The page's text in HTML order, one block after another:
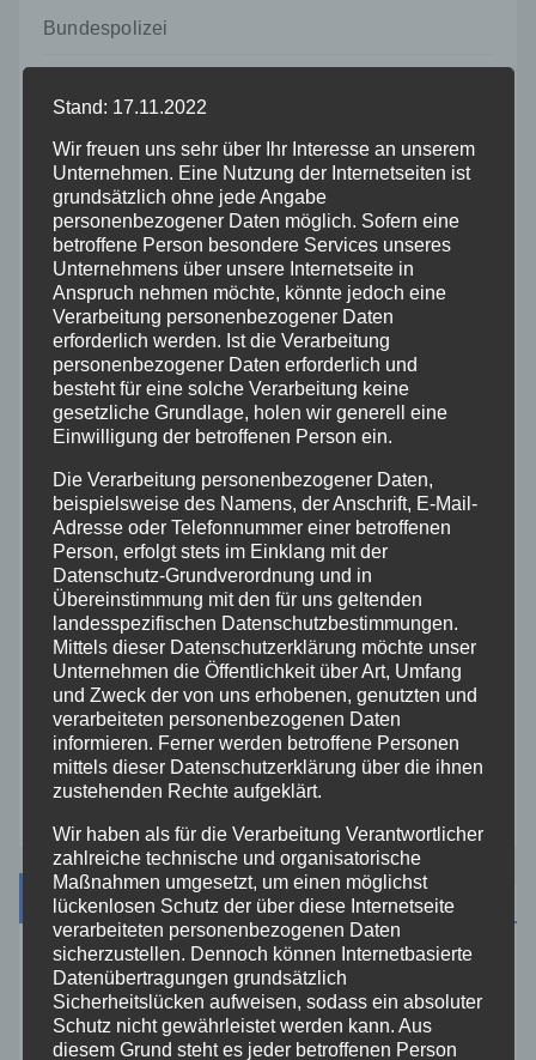
Bundespolizei
Hilfsorganisationen
Mayen-Koblenz
Neuwied
Polizei
Rettungsdienst
Rhein-Lahn
THW
Veranstaltungen
Video
Westerwald
Zoll
Archiv
August 2026
Juli 2026
Stand: 17.11.2022
Wir freuen uns sehr über Ihr Interesse an unserem
Unternehmen. Eine Nutzung der Internetseiten ist
grundsätzlich ohne jede Angabe
personenbezogener Daten möglich. Sofern eine
betroffene Person besondere Services unseres
Unternehmens über unsere Internetseite in
Anspruch nehmen möchte, könnte jedoch eine
Verarbeitung personenbezogener Daten
erforderlich werden. Ist die Verarbeitung
personenbezogener Daten erforderlich und
besteht für eine solche Verarbeitung keine
gesetzliche Grundlage, holen wir generell eine
Einwilligung der betroffenen Person ein.
Die Verarbeitung personenbezogener Daten,
beispielsweise des Namens, der Anschrift, E-Mail-
Adresse oder Telefonnummer einer betroffenen
Person, erfolgt stets im Einklang mit der
Datenschutz-Grundverordnung und in
Übereinstimmung mit den für uns geltenden
landesspezifischen Datenschutzbestimmungen.
Mittels dieser Datenschutzerklärung möchte unser
Unternehmen die Öffentlichkeit über Art, Umfang
und Zweck der von uns erhobenen, genutzten und
verarbeiteten personenbezogenen Daten
informieren. Ferner werden betroffene Personen
mittels dieser Datenschutzerklärung über die ihnen
zustehenden Rechte aufgeklärt.
Wir haben als für die Verarbeitung Verantwortlicher
zahlreiche technische und organisatorische
Maßnahmen umgesetzt, um einen möglichst
lückenlosen Schutz der über diese Internetseite
verarbeiteten personenbezogenen Daten
sicherzustellen. Dennoch können Internetbasierte
Datenübertragungen grundsätzlich
Sicherheitslücken aufweisen, sodass ein absoluter
Schutz nicht gewährleistet werden kann. Aus
diesem Grund steht es jeder betroffenen Person